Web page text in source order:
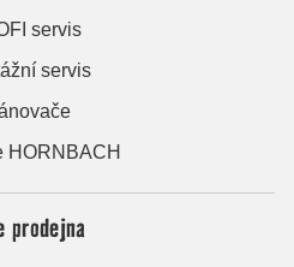
servis
servis
HORNBACH
prodejna